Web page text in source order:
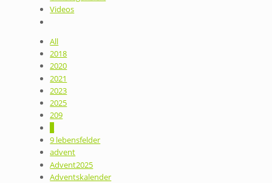
Videos
All
2018
2020
2021
2023
2025
209
9 lebensfelder
advent
Advent2025
Adventskalender